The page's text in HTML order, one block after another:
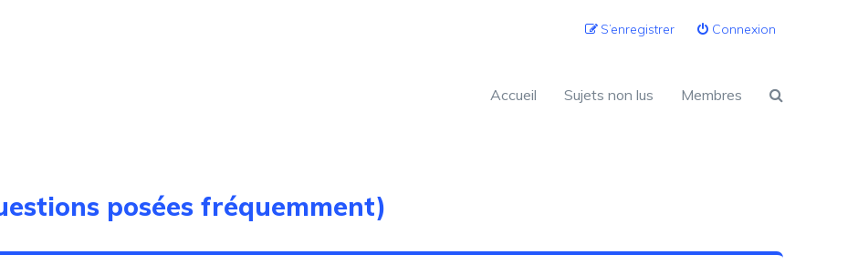
Connexion
S’enregistrer
Accueil Sujets non lus Membres
posées fréquemment)